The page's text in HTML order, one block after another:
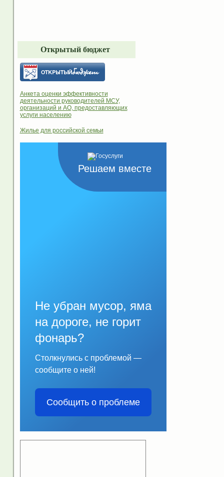
Открытый бюджет
Анкета оценки эффективности
деятельности руководителей МСУ,
организаций и АО, предоставляющих
услуги населению
Жилье для российской семьи
Решаем вместе
Не убран мусор, яма
на дороге, не горит
фонарь?
Столкнулись с проблемой —
сообщите о ней!
Сообщить о проблеме